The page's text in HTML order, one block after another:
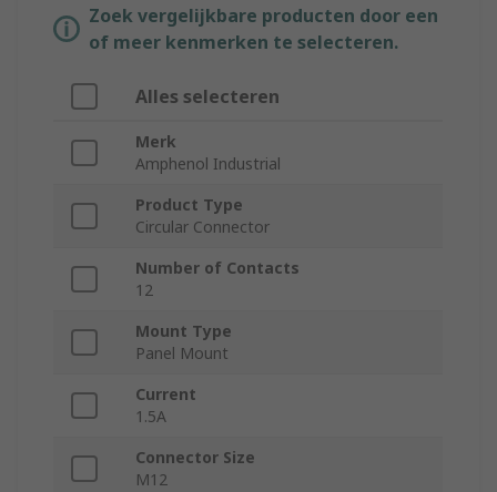
Zoek vergelijkbare producten door een
of meer kenmerken te selecteren.
Alles selecteren
Merk
Amphenol Industrial
Product Type
Circular Connector
Number of Contacts
12
Mount Type
Panel Mount
Current
1.5A
Connector Size
M12